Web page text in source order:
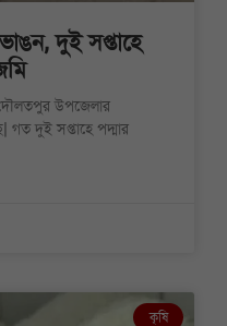
দুই সপ্তাহে
দৌলতপুর উপজেলার
গত দুই সপ্তাহে পদ্মার
কৃষি